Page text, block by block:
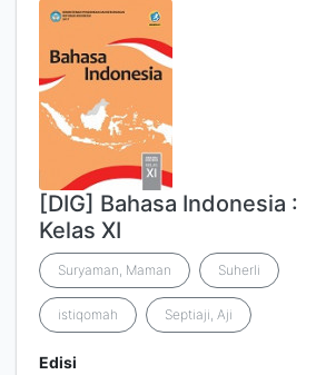
[DIG] Bahasa Indonesia :
Kelas XI
Suryaman, Maman Suherli
istiqomah Septiaji, Aji
Edisi